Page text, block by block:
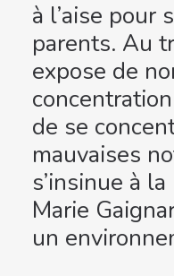
à l’aise pour
parents. Au
expose de
de se
mauvaises
s’insinue à
Marie
un